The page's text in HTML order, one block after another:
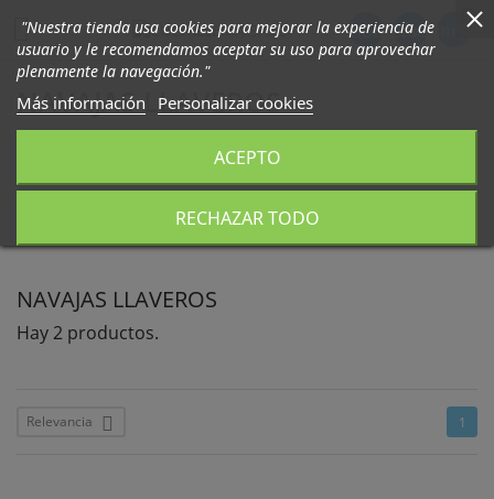
 phoneperson
0
NAVAJAS LLAVEROS
tu llavero y siempre a mano
NAVAJAS LLAVEROS
Hay 2 productos.
Relevancia  1
"Nuestra tienda usa cookies para mejorar la experiencia de
usuario y le recomendamos aceptar su uso para aprovechar
plenamente la navegación."
Más información Personalizar cookies
RECHAZAR TODO
ACEPTO